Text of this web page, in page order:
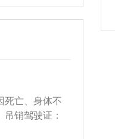
死亡、身体不
销驾驶证：
特大交通事故